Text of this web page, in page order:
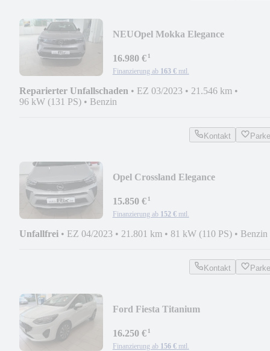
NEUOpel Mokka Elegance
16.980 €¹
Finanzierung ab 163 € mtl.
Reparierter Unfallschaden • EZ 03/2023 • 21.546 km •
96 kW (131 PS) • Benzin
Kontakt
Opel Crossland Elegance
15.850 €¹
Finanzierung ab 152 € mtl.
Unfallfrei • EZ 04/2023 • 21.801 km • 81 kW (110 PS) • Benzin
Kontakt
Ford Fiesta Titanium
16.250 €¹
Finanzierung ab 156 € mtl.